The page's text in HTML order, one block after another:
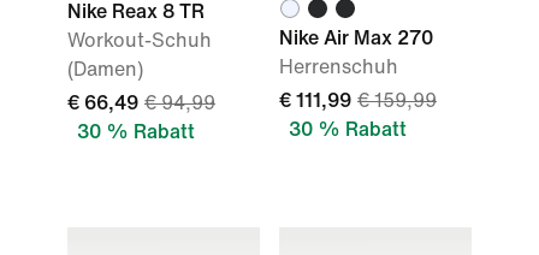
Nike Reax 8 TR
Workout-Schuh
(Damen)
€ 66,49 € 94,99
30 % Rabatt
Nike Air Max 270
Herrenschuh
€ 111,99 € 159,99
30 % Rabatt